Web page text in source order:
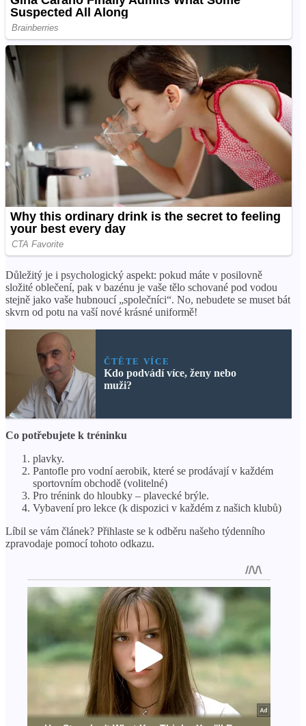
Důležitý je i psychologický aspekt: ​​pokud máte v posilovně
složité oblečení, pak v bazénu je vaše tělo schované pod vodou
stejně jako vaše hubnoucí „společníci“. No, nebudete se muset bát
skvrn od potu na vaší nové krásné uniformě!
ČTĚTE VÍCE
Kdo podvádí více, ženy nebo
muži?
Co potřebujete k tréninku
plavky.
Pantofle pro vodní aerobik, které se prodávají v každém
sportovním obchodě (volitelné)
Pro trénink do hloubky – plavecké brýle.
Vybavení pro lekce (k dispozici v každém z našich klubů)
Líbil se vám článek? Přihlaste se k odběru našeho týdenního
zpravodaje pomocí tohoto odkazu.